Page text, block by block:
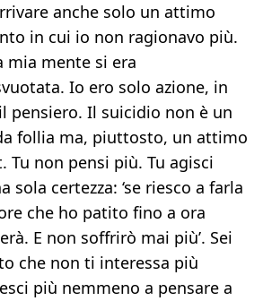
anche solo un attimo
in cui io non ragionavo più.
mia mente si era
Io ero solo azione, in
pensiero. Il suicidio non è un
follia ma, piuttosto, un attimo
Tu non pensi più. Tu agisci
sola certezza: ‘se riesco a farla
che ho patito fino a ora
E non soffrirò mai più’. Sei
che non ti interessa più
più nemmeno a pensare a